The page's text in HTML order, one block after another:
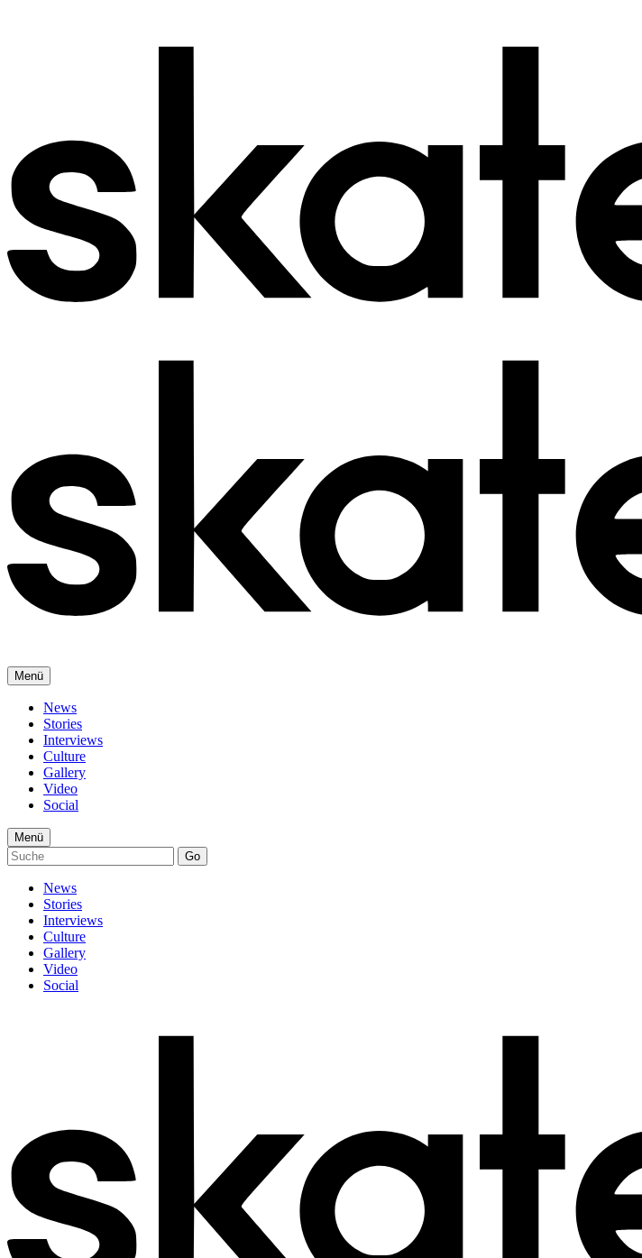
Menü
News
Stories
Interviews
Culture
Gallery
Video
Social
Menü
Go
News
Stories
Interviews
Culture
Gallery
Video
Social